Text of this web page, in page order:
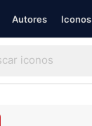
Autores Iconos